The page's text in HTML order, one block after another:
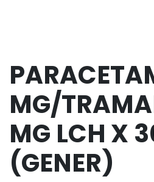
MG/
MG LCH X
(GENER)